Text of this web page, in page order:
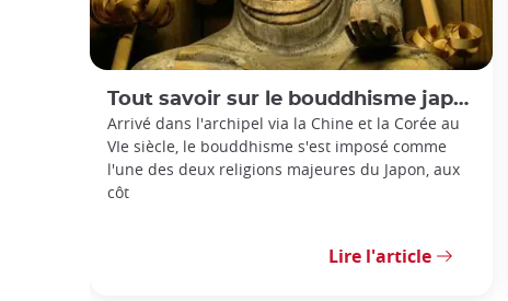
Tout savoir sur le bouddhisme japonais
Arrivé dans l'archipel via la Chine et la Corée au
VIe siècle, le bouddhisme s'est imposé comme
l'une des deux religions majeures du Japon, aux
côt
Lire l'article